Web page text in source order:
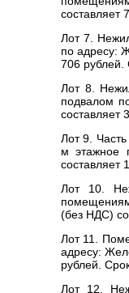
составляет
Лот 7.
по адресу:
706 рублей.
Лот 8.
подвалом
составляет
Лот 9.
м этажное
составляет
Лот 10.
(без НДС)
Лот 11.
адресу:
рублей.
Лот 12.